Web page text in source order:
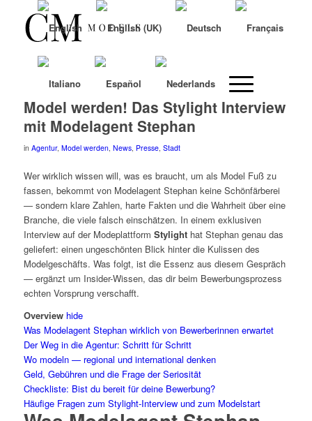
Model werden! Das Stylight Interview
mit Modelagent Stephan
in Agentur, Model werden, News, Presse, Stadt
Wer wirklich wissen will, was es braucht, um als Model Fuß zu
fassen, bekommt von Modelagent Stephan keine Schönfärberei
— sondern klare Zahlen, harte Fakten und die Wahrheit über eine
Branche, die viele falsch einschätzen. In einem exklusiven
Interview auf der Modeplattform Stylighthat Stephan genau das
geliefert: einen ungeschönten Blick hinter die Kulissen des
Modelgeschäfts. Was folgt, ist die Essenz aus diesem Gespräch
— ergänzt um Insider-Wissen, das dir beim Bewerbungsprozess
echten Vorsprung verschafft.
Overview hide
Was Modelagent Stephan wirklich von Bewerberinnen erwartet
Der Weg in die Agentur: Schritt für Schritt
Wo modeln — regional und international denken
Geld, Gebühren und die Frage der Seriosität
Checkliste: Bist du bereit für deine Bewerbung?
Häufige Fragen zum Stylight-Interview und zum Modelstart